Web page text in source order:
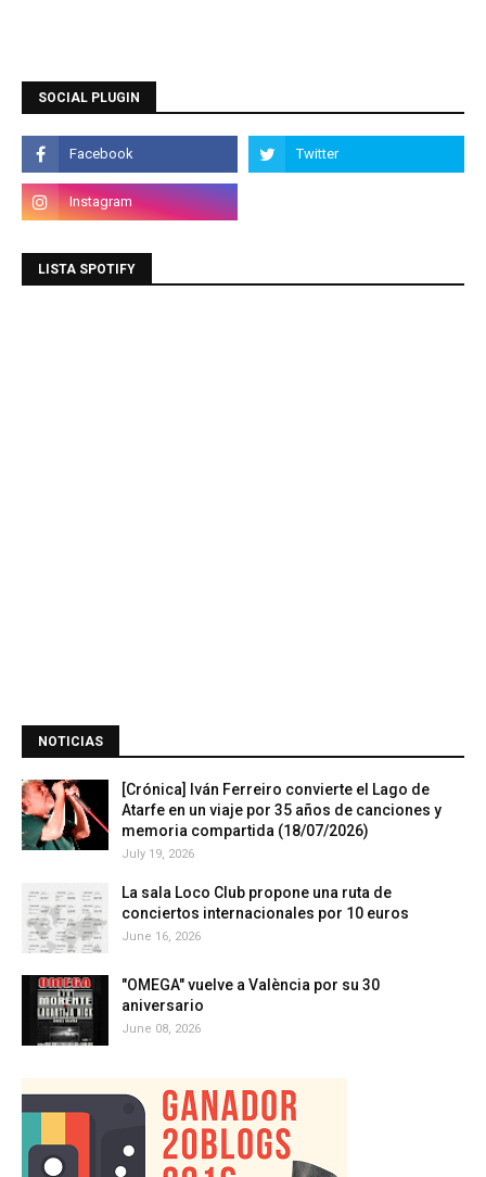
SOCIAL PLUGIN
LISTA SPOTIFY
NOTICIAS
[Crónica] Iván Ferreiro convierte el Lago de
Atarfe en un viaje por 35 años de canciones y
memoria compartida (18/07/2026)
July 19, 2026
La sala Loco Club propone una ruta de
conciertos internacionales por 10 euros
June 16, 2026
"OMEGA" vuelve a València por su 30
aniversario
June 08, 2026